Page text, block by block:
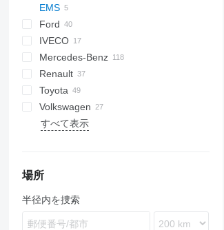
2-Series
X-Series
Express
Tahoe
Berlingo
Jumper
Jumpy
YA
EMS
Doblo
Ducato
Scudo
Talento
Ford
Explorer
F-series
Ranger
Tourneo
Transit
H-series
IVECO
Daily
FVR
Defender
TGA
TGE
Mercedes-Benz
Atego
Sprinter
Vito
Caravan
NV
Patrol
Primastar
Movano
Vivaro
Boxer
Expert
Renault
C-series
Master
T-series
Toyota
Hiace
Hilux
Volkswagen
Amarok
S-series
すべて表示
場所
半径内を捜索